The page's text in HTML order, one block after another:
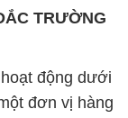
TRƯỜNG
động dưới
đơn vị hàng